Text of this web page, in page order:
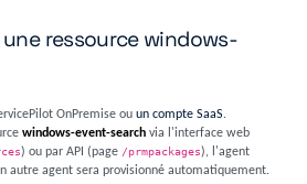
ressource windows-
OnPremise ouun compte SaaS.
windows-event-search via l'interface web
) ou par API (page /prmpackages), l'agent
autre agent sera provisionné automatiquement.